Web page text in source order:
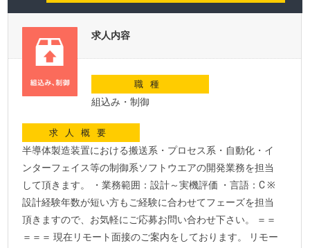
求人内容
職種
組込み・制御
求人概要
半導体製造装置における搬送系・プロセス系・自動化・イ
ンターフェイス等の制御系ソフトウエアの開発業務を担当
して頂きます。 ・業務範囲：設計～実機評価 ・言語：C ※
設計経験年数が短い方もご経験に合わせてフェーズを担当
頂きますので、お気軽にご応募お問い合わせ下さい。 ＝＝
＝＝＝ 現在リモート面接のご案内をしております。 リモー